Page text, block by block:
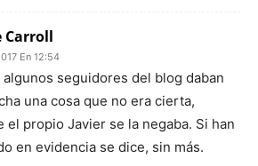
Carroll
En 12:54
algunos seguidores del blog daban
una cosa que no era cierta,
el propio Javier se la negaba. Si han
en evidencia se dice, sin más.